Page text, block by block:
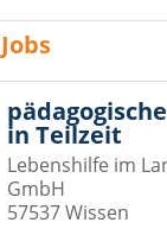
Jobs
in Teilzeit
Lebenshilfe im
GmbH
57537 Wissen